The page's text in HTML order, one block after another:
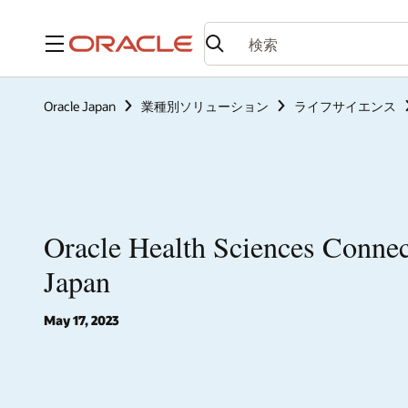
メニュー
Oracle Japan 業種別ソリューション ライフサイエンス
Oracle Health Sciences
Japan
May 17, 2023